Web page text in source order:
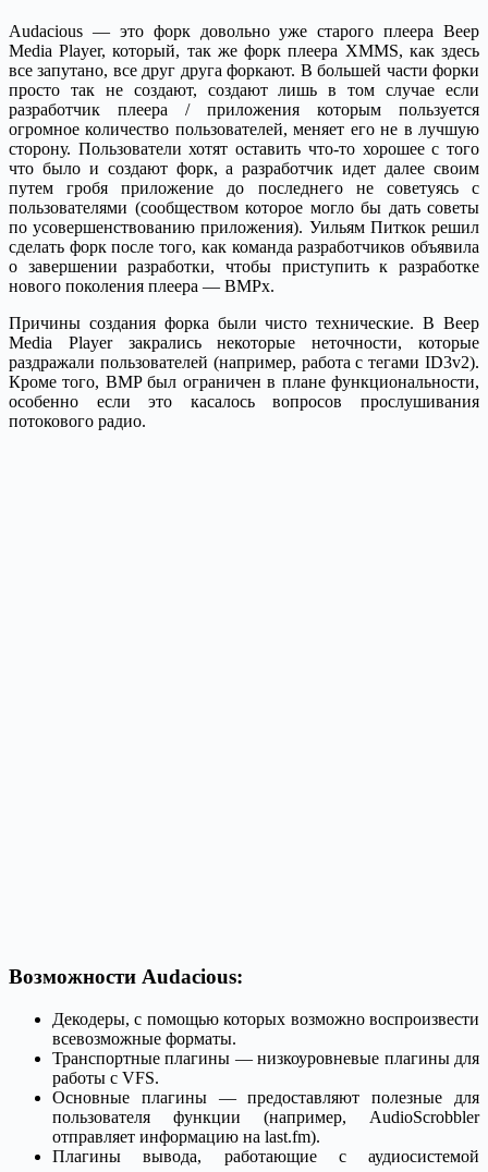
Audacious — это форк довольно уже старого плеера Beep
Media Player, который, так же форк плеера XMMS, как здесь
все запутано, все друг друга форкают. В большей части форки
просто так не создают, создают лишь в том случае если
разработчик плеера / приложения которым пользуется
огромное количество пользователей, меняет его не в лучшую
сторону. Пользователи хотят оставить что-то хорошее с того
что было и создают форк, а разработчик идет далее своим
путем гробя приложение до последнего не советуясь с
пользователями (сообществом которое могло бы дать советы
по усовершенствованию приложения). Уильям Питкок решил
сделать форк после того, как команда разработчиков объявила
о завершении разработки, чтобы приступить к разработке
нового поколения плеера — BMPx.
Причины создания форка были чисто технические. В Beep
Media Player закрались некоторые неточности, которые
раздражали пользователей (например, работа с тегами ID3v2).
Кроме того, BMP был ограничен в плане функциональности,
особенно если это касалось вопросов прослушивания
потокового радио.
Возможности Audacious:
Декодеры, с помощью которых возможно воспроизвести
всевозможные форматы.
Транспортные плагины — низкоуровневые плагины для
работы с VFS.
Основные плагины — предоставляют полезные для
пользователя функции (например, AudioScrobbler
отправляет информацию на last.fm).
Плагины вывода, работающие с аудиосистемой